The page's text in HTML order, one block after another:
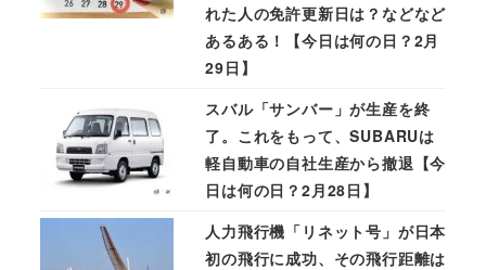
れた人の免許更新日は？などなど
あるある！【今日は何の日？2月
29日】
スバル「サンバー」が生産を終
了。これをもって、SUBARUは
軽自動車の自社生産から撤退【今
日は何の日？2月28日】
人力飛行機「リネット号」が日本
初の飛行に成功、その飛行距離は